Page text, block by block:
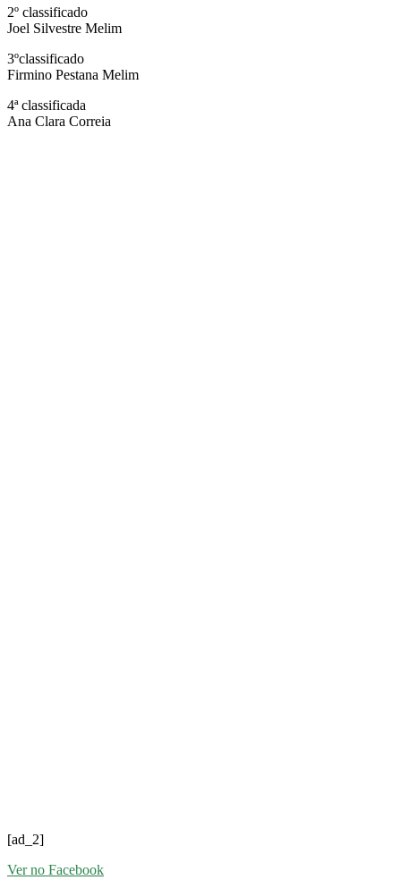
2º classificado
Joel Silvestre Melim
3ºclassificado
Firmino Pestana Melim
4ª classificada
Ana Clara Correia
[ad_2]
Ver no Facebook